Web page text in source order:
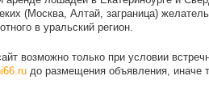
(Москва, Алтай, заграница)
в уральский регион.
возможно только при условии
до размещения объявления, иначе